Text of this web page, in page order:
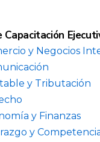
Capacitación
y Negocios
y Tributación
y Finanzas
y